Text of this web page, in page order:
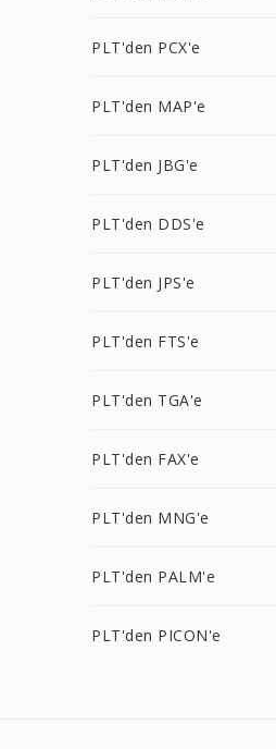
PLT'den PCX'e
PLT'den MAP'e
PLT'den JBG'e
PLT'den DDS'e
PLT'den JPS'e
PLT'den FTS'e
PLT'den TGA'e
PLT'den FAX'e
PLT'den MNG'e
PLT'den PALM'e
PLT'den PICON'e